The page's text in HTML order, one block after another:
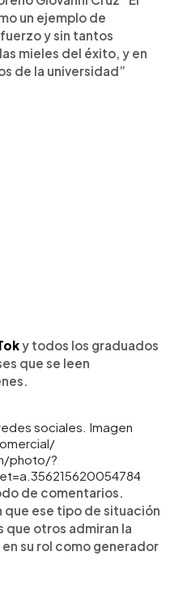
un ejemplo de
y sin tantos
mieles del éxito, y en
de la universidad”
y todos los graduados
que se leen
sociales. Imagen
photo/?
de comentarios.
que ese tipo de situación
que otros admiran la
su rol como generador